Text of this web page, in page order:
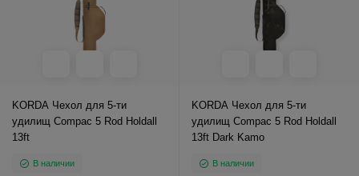
KORDA Чехол для 5-ти
удилищ Compac 5 Rod Holdall
13ft
В наличии
KORDA Чехол для 5-ти
удилищ Compac 5 Rod Holdall
13ft Dark Kamo
В наличии